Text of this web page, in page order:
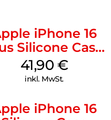
iPhone 16
Silicone Case
MagSafe Stone
Gray
41,90 €
inkl. MwSt.
iPhone 16